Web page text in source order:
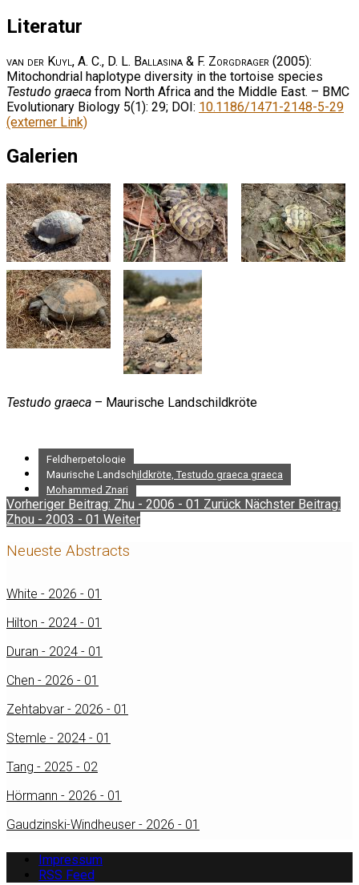
Literatur
van der Kuyl, A. C., D. L. Ballasina & F. Zorgdrager (2005):
Mitochondrial haplotype diversity in the tortoise species
Testudo graeca from North Africa and the Middle East. – BMC
Evolutionary Biology 5(1): 29; DOI: 10.1186/1471-2148-5-29
(externer Link)
Galerien
Testudo graeca – Maurische Landschildkröte
Feldherpetologie
Maurische Landschildkröte, Testudo graeca graeca
Mohammed Znari
Vorheriger Beitrag: Zhu - 2006 - 01 Zurück Nächster Beitrag:
Zhou - 2003 - 01 Weiter
Neueste Abstracts
White - 2026 - 01
Hilton - 2024 - 01
Duran - 2024 - 01
Chen - 2026 - 01
Zehtabvar - 2026 - 01
Stemle - 2024 - 01
Tang - 2025 - 02
Hörmann - 2026 - 01
Gaudzinski-Windheuser - 2026 - 01
Impressum
RSS Feed